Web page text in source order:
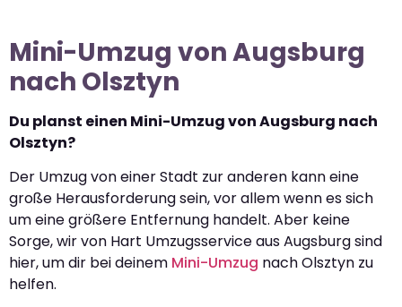
Mini-Umzug von Augsburg
nach Olsztyn
Du planst einen Mini-Umzug von Augsburg nach
Olsztyn?
Der Umzug von einer Stadt zur anderen kann eine
große Herausforderung sein, vor allem wenn es sich
um eine größere Entfernung handelt. Aber keine
Sorge, wir von Hart Umzugsservice aus Augsburg sind
hier, um dir bei deinem Mini-Umzug nach Olsztyn zu
helfen.